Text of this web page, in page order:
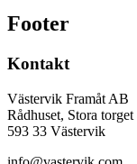
Footer
Kontakt
Västervik Framåt AB
Rådhuset, Stora torget
593 33 Västervik